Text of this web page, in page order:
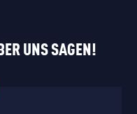
UNS SAGEN!